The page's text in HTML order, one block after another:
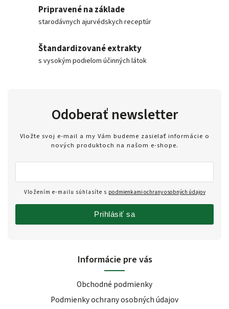
Pripravené na základe
starodávnych ajurvédskych receptúr
Štandardizované extrakty
s vysokým podielom účinných látok
Informácie pre vás
Obchodné podmienky
Podmienky ochrany osobných údajov
Odoberať newsletter
Vložte svoj e-mail a my Vám budeme zasielať informácie o
nových produktoch na našom e-shope.
Vložením e-mailu súhlasíte s podmienkami ochrany osobných údajov
Prihlásiť sa